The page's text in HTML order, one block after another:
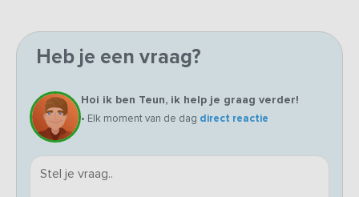
Heb je een vraag?
Hoi ik ben Teun, ik help je graag verder!
• Elk moment van de dag direct reactie